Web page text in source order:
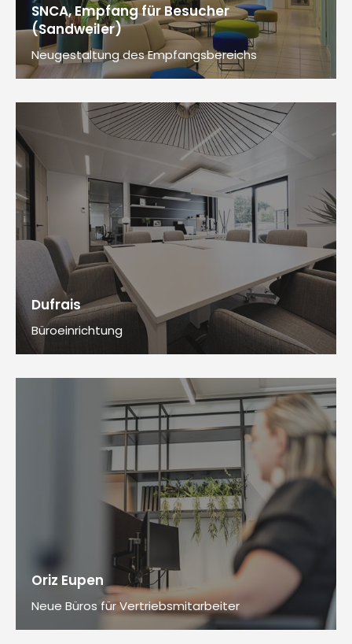
SNCA, Empfang für Besucher
(Sandweiler)
Neugestaltung des Empfangsbereichs
Dufrais
Büroeinrichtung
Oriz Eupen
Neue Büros für Vertriebsmitarbeiter